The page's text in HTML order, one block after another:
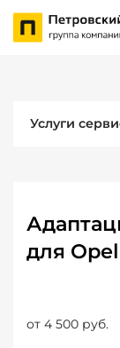
Услуги
для
от 4 500 руб.